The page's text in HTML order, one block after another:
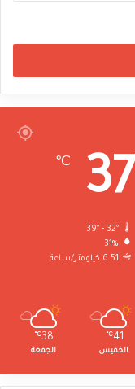
37
℃
39º - 32º
31%
6.51 كيلومتر/ساعة
41
℃
الخميس
38
℃
الجمعة